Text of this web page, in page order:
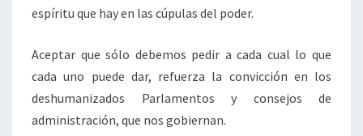
espíritu que hay en las cúpulas del poder.
Aceptar que sólo debemos pedir a cada cual lo que
cada uno puede dar, refuerza la convicción en los
deshumanizados Parlamentos y consejos de
administración, que nos gobiernan.